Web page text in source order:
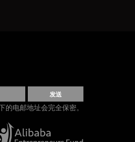
发送
电邮地址会完全保密。